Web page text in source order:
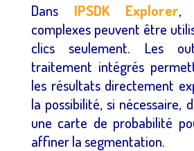
Dans IPSDK Explorer,
complexes peuvent être
clics seulement. Les
traitement intégrés
les résultats directement
la possibilité, si nécessaire,
une carte de probabilité
affiner la segmentation.